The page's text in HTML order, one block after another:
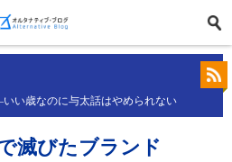
いい歳なのに与太話はやめられない
滅びたブランド